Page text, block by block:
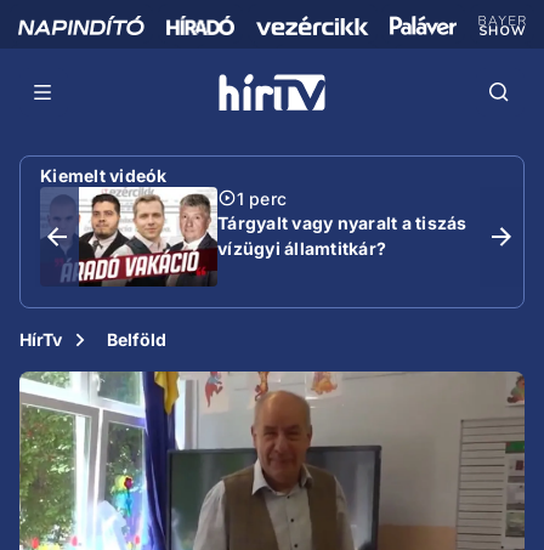
Kiemelt videók
1 perc
Tárgyalt vagy nyaralt a tiszás
vízügyi államtitkár?
HírTv Belföld